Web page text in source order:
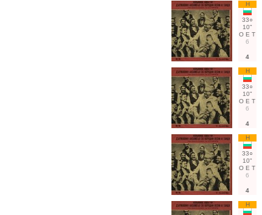
Н
33○
10"
О Е Т
6
4
Н
33○
10"
О Е Т
6
4
Н
33○
10"
О Е Т
6
4
Н